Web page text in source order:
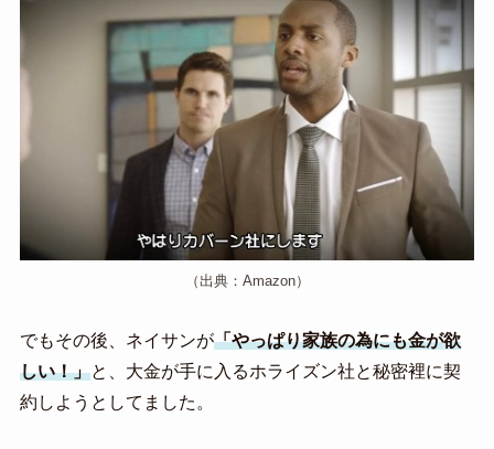
（出典：Amazon）
でもその後、ネイサンが「やっぱり家族の為にも金が欲
しい！」と、大金が手に入るホライズン社と秘密裡に契
約しようとしてました。